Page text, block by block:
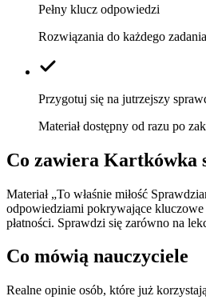
Pełny klucz odpowiedzi
Rozwiązania do każdego
Przygotuj się na jutrzejszy
Materiał dostępny od razu po
Co zawiera Kartkówka
Materiał „To właśnie miłość
odpowiedziami pokrywające
płatności. Sprawdzi się zarówno na
Co mówią nauczyciele
Realne opinie osób, które już